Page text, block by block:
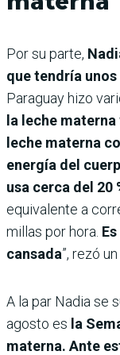
Por su parte,
que tendría
Paraguay hizo
la leche materna
leche materna
energía del
usa cerca del 20
equivalente a
millas por hora.
cansada”, rezó
A la par Nadia se
agosto es la
materna. Ante